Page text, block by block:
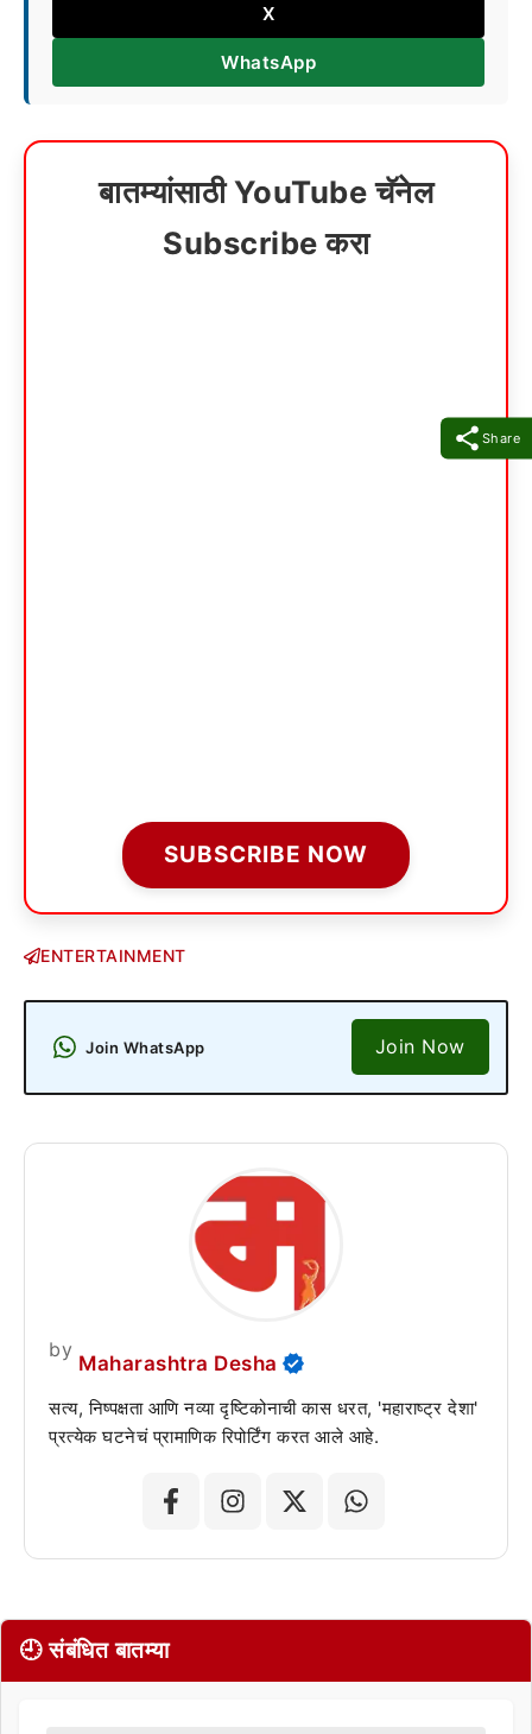
Share
X
WhatsApp
बातम्यांसाठी YouTube चॅनेल
Subscribe करा
SUBSCRIBE NOW
ENTERTAINMENT
Join WhatsApp Join Now
by
Maharashtra Desha
सत्य, निष्पक्षता आणि नव्या दृष्टिकोनाची कास धरत, 'महाराष्ट्र देशा'
प्रत्येक घटनेचं प्रामाणिक रिपोर्टिंग करत आले आहे.
🕘 संबंधित बातम्या